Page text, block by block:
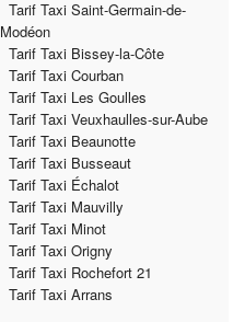
Tarif Taxi Saint-Germain-de-
Modéon
Tarif Taxi Bissey-la-Côte
Tarif Taxi Courban
Tarif Taxi Les Goulles
Tarif Taxi Veuxhaulles-sur-Aube
Tarif Taxi Beaunotte
Tarif Taxi Busseaut
Tarif Taxi Échalot
Tarif Taxi Mauvilly
Tarif Taxi Minot
Tarif Taxi Origny
Tarif Taxi Rochefort 21
Tarif Taxi Arrans